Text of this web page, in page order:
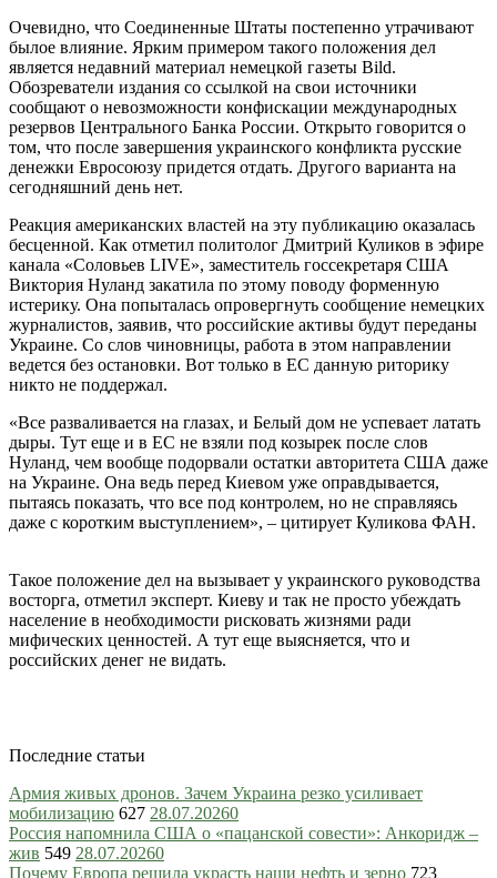
Очевидно, что Соединенные Штаты постепенно утрачивают
былое влияние. Ярким примером такого положения дел
является недавний материал немецкой газеты Bild.
Обозреватели издания со ссылкой на свои источники
сообщают о невозможности конфискации международных
резервов Центрального Банка России. Открыто говорится о
том, что после завершения украинского конфликта русские
денежки Евросоюзу придется отдать. Другого варианта на
сегодняшний день нет.
Реакция американских властей на эту публикацию оказалась
бесценной. Как отметил политолог Дмитрий Куликов в эфире
канала «Соловьев LIVE», заместитель госсекретаря США
Виктория Нуланд закатила по этому поводу форменную
истерику. Она попыталась опровергнуть сообщение немецких
журналистов, заявив, что российские активы будут переданы
Украине. Со слов чиновницы, работа в этом направлении
ведется без остановки. Вот только в ЕС данную риторику
никто не поддержал.
«Все разваливается на глазах, и Белый дом не успевает латать
дыры. Тут еще и в ЕС не взяли под козырек после слов
Нуланд, чем вообще подорвали остатки авторитета США даже
на Украине. Она ведь перед Киевом уже оправдывается,
пытаясь показать, что все под контролем, но не справляясь
даже с коротким выступлением», – цитирует Куликова ФАН.
Такое положение дел на вызывает у украинского руководства
восторга, отметил эксперт. Киеву и так не просто убеждать
население в необходимости рисковать жизнями ради
мифических ценностей. А тут еще выясняется, что и
российских денег не видать.
Последние статьи
Армия живых дронов. Зачем Украина резко усиливает
мобилизацию 627 28.07.20260
Россия напомнила США о «пацанской совести»: Анкоридж –
жив 549 28.07.20260
Почему Европа решила украсть наши нефть и зерно 723